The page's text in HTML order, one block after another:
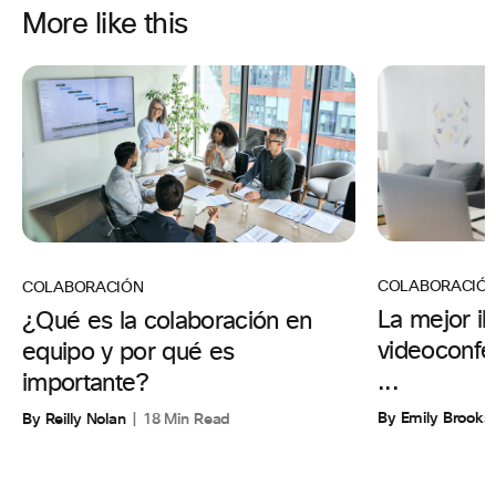
More like this
COLABORACIÓN
¿Qué es la colaboración en
equipo y por qué es
importante?
By Reilly Nolan 18 Min Read
La mejor
...
By Emily Brooks